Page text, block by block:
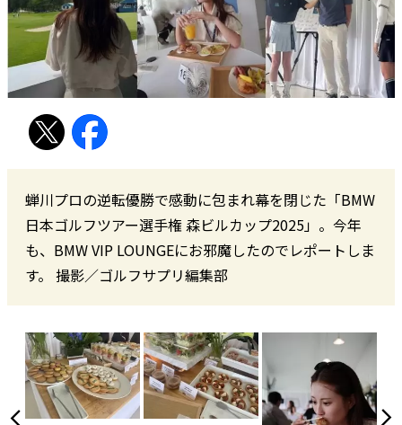
蝉川プロの逆転優勝で感動に包まれ幕を閉じた「BMW
日本ゴルフツアー選手権 森ビルカップ2025」。今年
も、BMW VIP LOUNGEにお邪魔したのでレポートしま
す。 撮影／ゴルフサプリ編集部